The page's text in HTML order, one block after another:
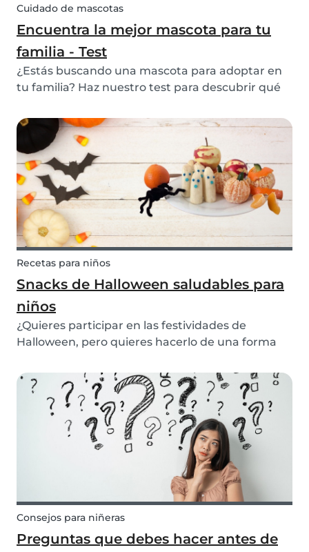
Cuidado de mascotas
Encuentra la mejor mascota para tu
familia - Test
¿Estás buscando una mascota para adoptar en
tu familia? Haz nuestro test para descubrir qué
Recetas para niños
Snacks de Halloween saludables para
niños
¿Quieres participar en las festividades de
Halloween, pero quieres hacerlo de una forma
saludables de Halloween para niños.
Consejos para niñeras
Preguntas que debes hacer antes de